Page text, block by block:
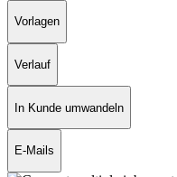
Vorlagen
Verlauf
In Kunde umwandeln
E-Mails